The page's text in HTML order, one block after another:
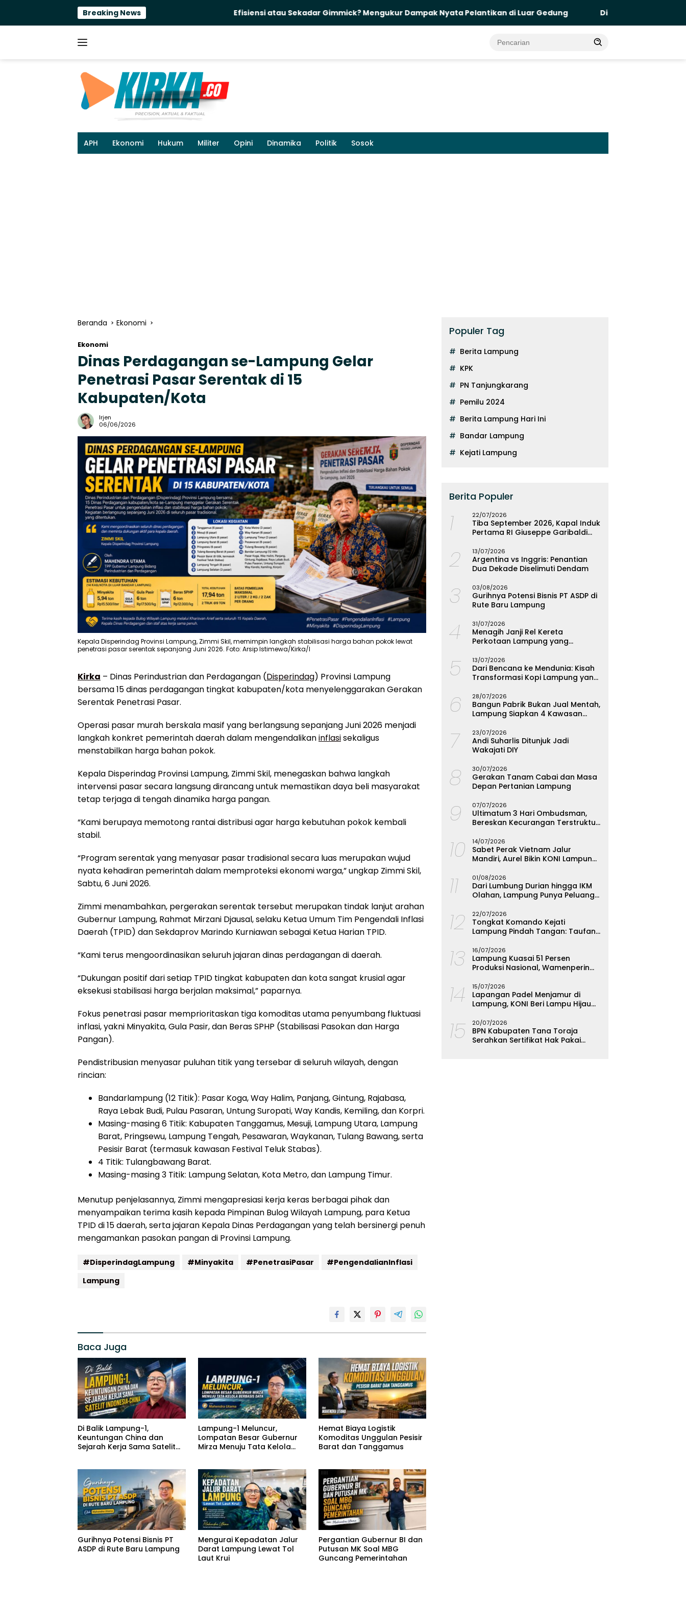
konten
Breaking News Efisiensi atau Sekadar Gimmick? Mengukur Dampak Nyata Pelantikan di Luar Gedung Di Bawah Flyover dan TPA, Deret
APH Ekonomi Hukum Militer Opini Dinamika Politik Sosok
Beranda Ekonomi
Ekonomi
Dinas Perdagangan se-Lampung Gelar
Penetrasi Pasar Serentak di 15
Kabupaten/Kota
Irjen
06/06/2026
Kepala Disperindag Provinsi Lampung, Zimmi Skil, memimpin langkah stabilisasi harga bahan pokok lewat
penetrasi pasar serentak sepanjang Juni 2026. Foto: Arsip Istimewa/Kirka/I
Kirka – Dinas Perindustrian dan Perdagangan (Disperindag) Provinsi Lampung
bersama 15 dinas perdagangan tingkat kabupaten/kota menyelenggarakan Gerakan
Serentak Penetrasi Pasar.
Operasi pasar murah berskala masif yang berlangsung sepanjang Juni 2026 menjadi
langkah konkret pemerintah daerah dalam mengendalikaninflasisekaligus
menstabilkan harga bahan pokok.
Kepala Disperindag Provinsi Lampung, Zimmi Skil, menegaskan bahwa langkah
intervensi pasar secara langsung dirancang untuk memastikan daya beli masyarakat
tetap terjaga di tengah dinamika harga pangan.
“Kami berupaya memotong rantai distribusi agar harga kebutuhan pokok kembali
stabil.
“Program serentak yang menyasar pasar tradisional secara luas merupakan wujud
nyata kehadiran pemerintah dalam memproteksi ekonomi warga,” ungkap Zimmi Skil,
Sabtu, 6 Juni 2026.
Zimmi menambahkan, pergerakan serentak tersebut merupakan tindak lanjut arahan
Gubernur Lampung, Rahmat Mirzani Djausal, selaku Ketua Umum Tim Pengendali Inflasi
Daerah (TPID) dan Sekdaprov Marindo Kurniawan sebagai Ketua Harian TPID.
“Kami terus mengoordinasikan seluruh jajaran dinas perdagangan di daerah.
“Dukungan positif dari setiap TPID tingkat kabupaten dan kota sangat krusial agar
eksekusi stabilisasi harga berjalan maksimal,” paparnya.
Fokus penetrasi pasar memprioritaskan tiga komoditas utama penyumbang fluktuasi
inflasi, yakni Minyakita, Gula Pasir, dan Beras SPHP (Stabilisasi Pasokan dan Harga
Pangan).
Pendistribusian menyasar puluhan titik yang tersebar di seluruh wilayah, dengan
rincian:
Bandarlampung (12 Titik): Pasar Koga, Way Halim, Panjang, Gintung, Rajabasa,
Raya Lebak Budi, Pulau Pasaran, Untung Suropati, Way Kandis, Kemiling, dan Korpri.
Masing-masing 6 Titik: Kabupaten Tanggamus, Mesuji, Lampung Utara, Lampung
Barat, Pringsewu, Lampung Tengah, Pesawaran, Waykanan, Tulang Bawang, serta
Pesisir Barat (termasuk kawasan Festival Teluk Stabas).
4 Titik: Tulangbawang Barat.
Masing-masing 3 Titik: Lampung Selatan, Kota Metro, dan Lampung Timur.
Menutup penjelasannya, Zimmi mengapresiasi kerja keras berbagai pihak dan
menyampaikan terima kasih kepada Pimpinan Bulog Wilayah Lampung, para Ketua
TPID di 15 daerah, serta jajaran Kepala Dinas Perdagangan yang telah bersinergi penuh
mengamankan pasokan pangan di Provinsi Lampung.
#DisperindagLampung #Minyakita #PenetrasiPasar
#PengendalianInflasi
Lampung
Baca Juga
Di Balik Lampung-1,
Keuntungan China dan
Sejarah Kerja Sama Satelit
Lampung-1 Meluncur,
Lompatan Besar Gubernur
Mirza Menuju Tata Kelola
Hemat Biaya Logistik
Komoditas Unggulan Pesisir
Barat dan Tanggamus
Gurihnya Potensi Bisnis PT
ASDP di Rute Baru Lampung
Mengurai Kepadatan Jalur
Darat Lampung Lewat Tol
Laut Krui
Pergantian Gubernur BI dan
Putusan MK Soal MBG
Guncang Pemerintahan
Populer Tag
Berita Lampung
KPK
PN Tanjungkarang
Pemilu 2024
Berita Lampung Hari Ini
Bandar Lampung
Kejati Lampung
Berita Populer
1 22/07/2026
Tiba September 2026, Kapal Induk
Pertama RI Giuseppe Garibaldi
2 13/07/2026
Argentina vs Inggris: Penantian
Dua Dekade Diselimuti Dendam
3 03/08/2026
Gurihnya Potensi Bisnis PT ASDP di
Rute Baru Lampung
4 31/07/2026
Menagih Janji Rel Kereta
Perkotaan Lampung yang
5 13/07/2026
Dari Bencana ke Mendunia: Kisah
Transformasi Kopi Lampung yang
6 28/07/2026
Bangun Pabrik Bukan Jual Mentah,
Lampung Siapkan 4 Kawasan
7 23/07/2026
Andi Suharlis Ditunjuk Jadi
Wakajati DIY
8 30/07/2026
Gerakan Tanam Cabai dan Masa
Depan Pertanian Lampung
9 07/07/2026
Ultimatum 3 Hari Ombudsman,
Bereskan Kecurangan Terstruktur
Hadapi Hukum
10 14/07/2026
Sabet Perak Vietnam Jalur
Mandiri, Aurel Bikin KONI Lampung
11 01/08/2026
Dari Lumbung Durian hingga IKM
Olahan, Lampung Punya Peluang
12 22/07/2026
Tongkat Komando Kejati
Lampung Pindah Tangan: Taufan
Wakajati
13 16/07/2026
Lampung Kuasai 51 Persen
Produksi Nasional, Wamenperin
Olahan Singkong
14 15/07/2026
Lapangan Padel Menjamur di
Lampung, KONI Beri Lampu Hijau
15 20/07/2026
BPN Kabupaten Tana Toraja
Serahkan Sertifikat Hak Pakai